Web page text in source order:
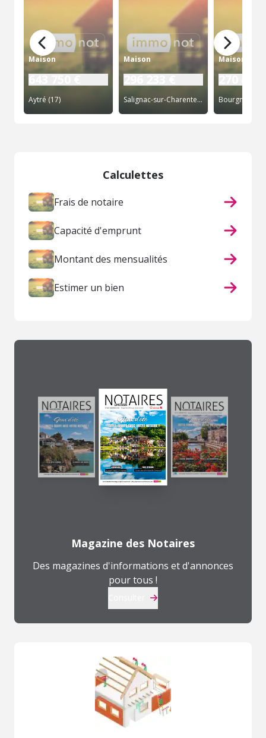
Maison
643 750 €
Aytré (17)
Maison
296 233 €
Salignac-sur-Charente (17)
Maison
270 400
Bourgneuf
Calculettes
Frais de notaire
Capacité d'emprunt
Montant des mensualités
Estimer un bien
Magazine des Notaires
Des magazines d'informations et d'annonces
pour tous !